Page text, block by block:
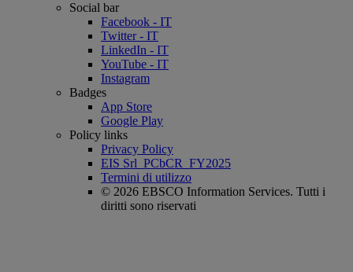
Social bar
Facebook - IT
Twitter - IT
LinkedIn - IT
YouTube - IT
Instagram
Badges
App Store
Google Play
Policy links
Privacy Policy
EIS Srl_PCbCR_FY2025
Termini di utilizzo
© 2026 EBSCO Information Services. Tutti i
diritti sono riservati